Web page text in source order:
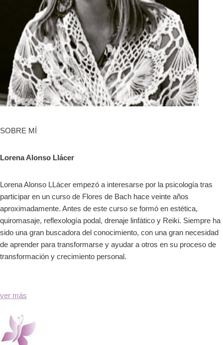
SOBRE MÍ
Lorena Alonso Llácer
Lorena Alonso LLácer empezó a interesarse por la psicología tras
participar en un curso de Flores de Bach hace veinte años
aproximadamente. Antes de este curso se formó en estética,
quiromasaje, reflexología podal, drenaje linfático y Reiki. Siempre ha
sido una gran buscadora del conocimiento, con una gran necesidad
de aprender para transformarse y ayudar a otros en su proceso de
transformación y crecimiento personal.
ver más